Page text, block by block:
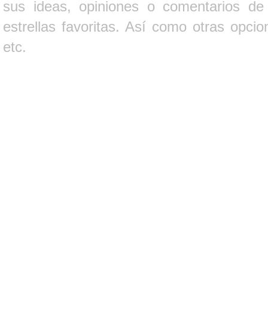
sus ideas, opiniones o comentarios
estrellas favoritas. Así como otras
etc.